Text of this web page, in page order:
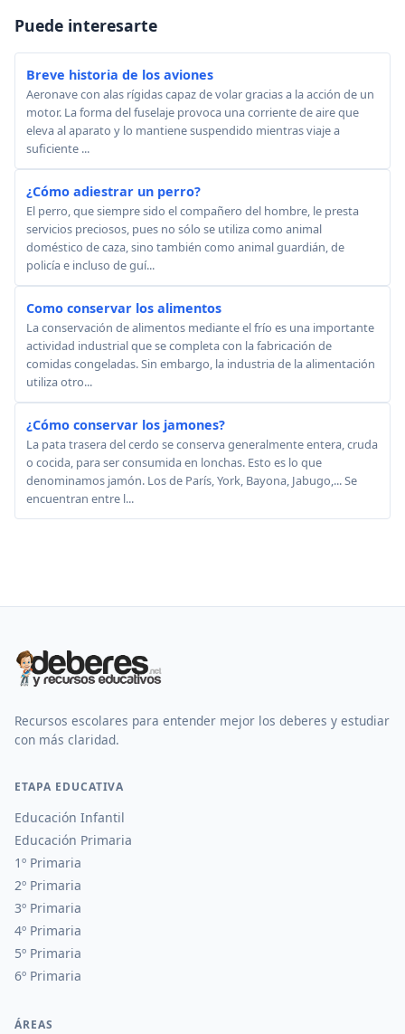
Puede interesarte
Breve historia de los aviones
Aeronave con alas rígidas capaz de volar gracias a la acción de un
motor. La forma del fuselaje provoca una corriente de aire que
eleva al aparato y lo mantiene suspendido mientras viaje a
suficiente ...
¿Cómo adiestrar un perro?
El perro, que siempre sido el compañero del hombre, le presta
servicios preciosos, pues no sólo se utiliza como animal
doméstico de caza, sino también como animal guardián, de
policía e incluso de guí...
Como conservar los alimentos
La conservación de alimentos mediante el frío es una importante
actividad industrial que se completa con la fabricación de
comidas congeladas. Sin embargo, la industria de la alimentación
utiliza otro...
¿Cómo conservar los jamones?
La pata trasera del cerdo se conserva generalmente entera, cruda
o cocida, para ser consumida en lonchas. Esto es lo que
denominamos jamón. Los de París, York, Bayona, Jabugo,... Se
encuentran entre l...
Recursos escolares para entender mejor los deberes y estudiar
con más claridad.
ETAPA EDUCATIVA
Educación Infantil
Educación Primaria
1º Primaria
2º Primaria
3º Primaria
4º Primaria
5º Primaria
6º Primaria
ÁREAS